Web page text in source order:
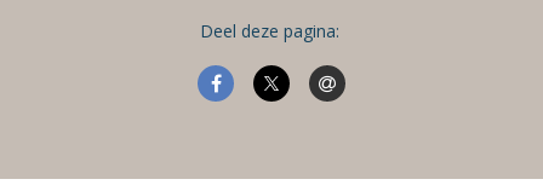
Deel deze pagina: